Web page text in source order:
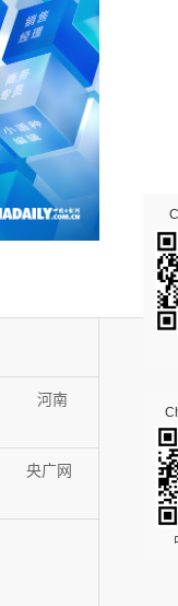
河南
央广网